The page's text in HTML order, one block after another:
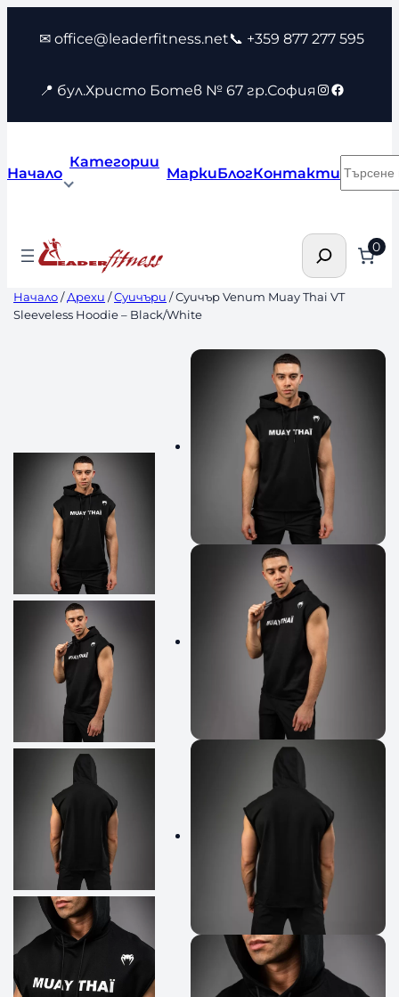
съдържанието
✉ office@leaderfitness.net📞 +359 877 277 595
📍 бул.Христо Ботев № 67 гр.София Instagram
Facebook
Начало
Категории
МаркиБлогКонтакти
Търсене 0
Начало/Дрехи /Суичъри / Суичър Venum Muay Thai VT
Sleeveless Hoodie – Black/White